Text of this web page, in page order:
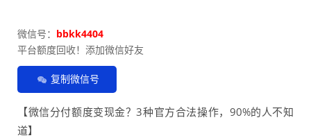
微信号： bbkk4404
平台额度回收！添加微信好友
复制微信号
【微信分付额度变现金？3种官方合法操作，90%的人不知
道】